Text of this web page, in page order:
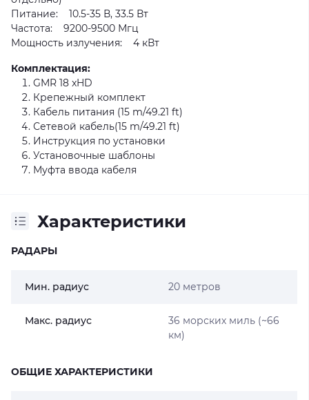
Питание: 10.5-35 В, 33.5 Вт
Частота: 9200-9500 Мгц
Мощность излучения: 4 кВт
Комплектация:
GMR 18 xHD
Крепежный комплект
Кабель питания (15 m/49.21 ft)
Сетевой кабель(15 m/49.21 ft)
Инструкция по установки
Установочные шаблоны
Муфта ввода кабеля
Характеристики
РАДАРЫ
Мин. радиус 20 метров
Макс. радиус
36 морских миль (~66
км)
ОБЩИЕ ХАРАКТЕРИСТИКИ